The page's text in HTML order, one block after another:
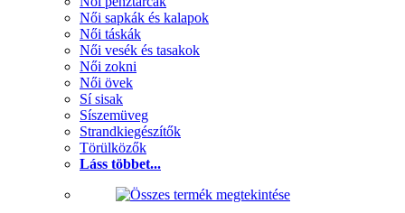
Női sapkák és kalapok
Női táskák
Női vesék és tasakok
Női zokni
Női övek
Sí sisak
Síszemüveg
Strandkiegészítők
Törülközők
Láss többet...